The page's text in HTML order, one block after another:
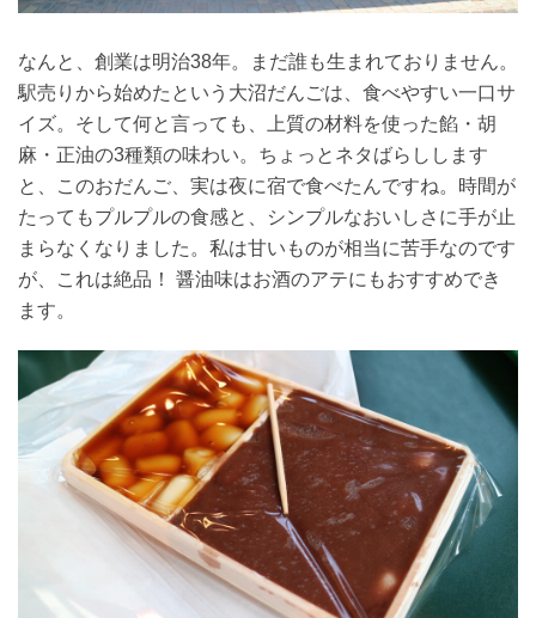
なんと、創業は明治38年。まだ誰も生まれておりません。
駅売りから始めたという大沼だんごは、食べやすい一口サ
イズ。そして何と言っても、上質の材料を使った餡・胡
麻・正油の3種類の味わい。ちょっとネタばらしします
と、このおだんご、実は夜に宿で食べたんですね。時間が
たってもプルプルの食感と、シンプルなおいしさに手が止
まらなくなりました。私は甘いものが相当に苦手なのです
が、これは絶品！ 醤油味はお酒のアテにもおすすめでき
ます。